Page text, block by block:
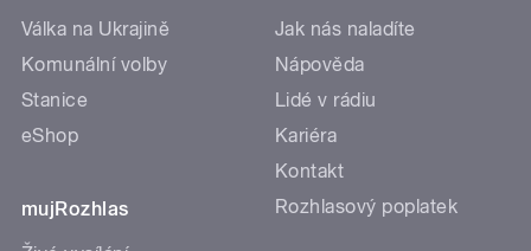
Válka na Ukrajině
Komunální volby
Stanice
eShop
mujRozhlas
Jak nás naladíte
Nápověda
Lidé v rádiu
Kariéra
Kontakt
Rozhlasový poplatek